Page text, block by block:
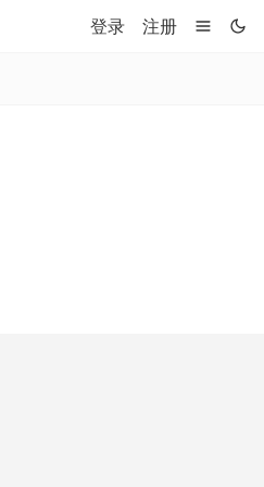
登录 注册